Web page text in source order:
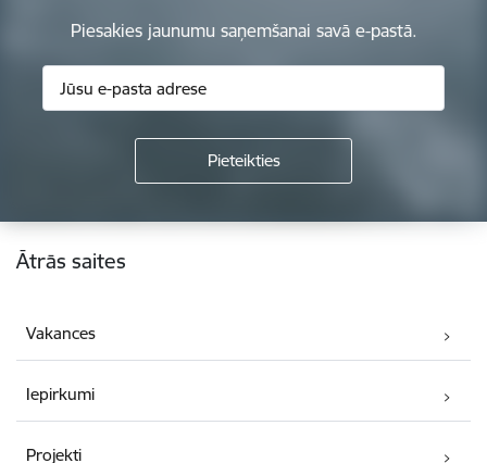
Piesakies jaunumu saņemšanai savā e-pastā.
Kājene
Ātrās saites
Vakances
Iepirkumi
Projekti